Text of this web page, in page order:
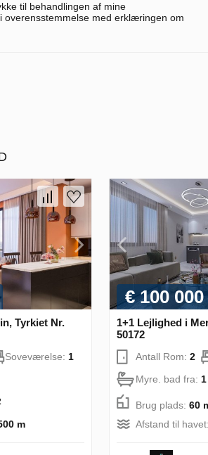
til behandlingen af mine
overensstemmelse med erklæringen om
Tyrkiet Nr.
Soveværelse: 1
m
€ 100 000
1+1 Lejlighed i
50172
Antall Rom: 2
Myre. bad fra: 1
Brug plads: 60
Afstand til havet: